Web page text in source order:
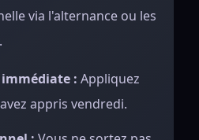
via l'alternance ou les
: Appliquez
appris vendredi.